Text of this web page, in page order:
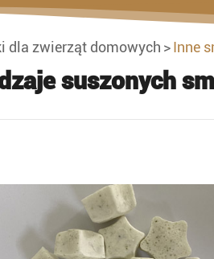
dla zwierząt domowych Inne
suszonych